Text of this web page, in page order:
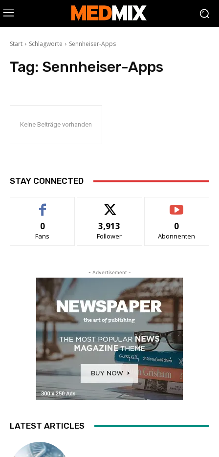
Start Schlagworte Sennheiser-Apps
Tag: Sennheiser-Apps
Keine Beiträge vorhanden
STAY CONNECTED
0
Fans
3,913
Follower
0
Abonnenten
- Advertisement -
LATEST ARTICLES